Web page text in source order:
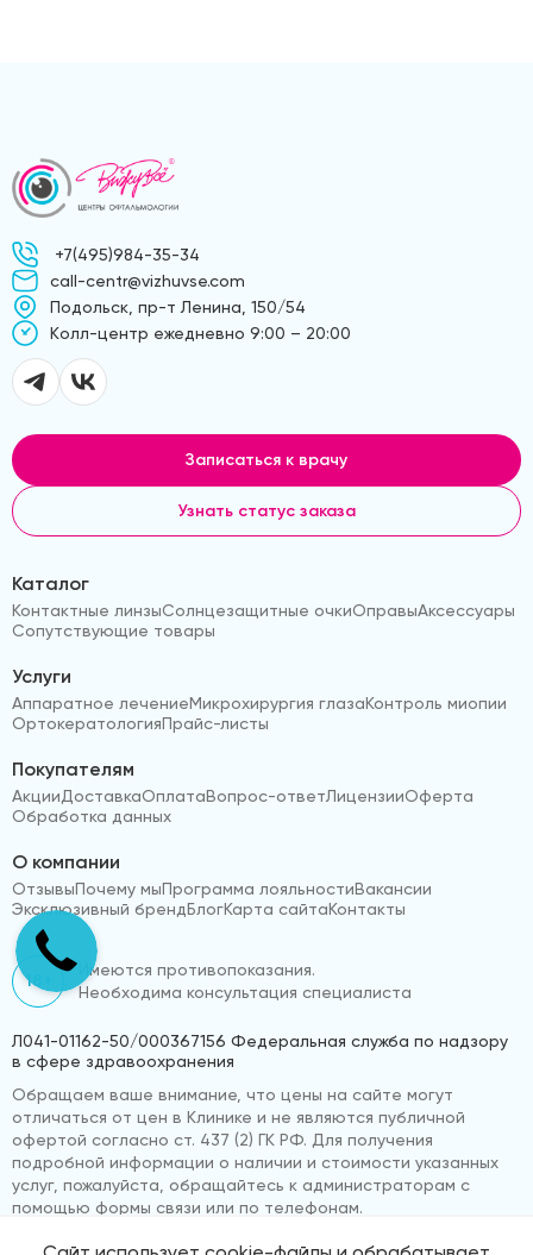
+7(495)984-35-34
call-centr@vizhuvse.com
Подольск, пр-т Ленина, 150/54
Kолл-центр ежедневно 9:00 – 20:00
Записаться к врачу
Узнать статус заказа
Каталог
Контактные линзыСолнцезащитные очкиОправыАксессуары
Сопутствующие товары
Услуги
Аппаратное лечениеМикрохирургия глазаКонтроль миопии
ОртокератологияПрайс-листы
Покупателям
АкцииДоставкаОплатаВопрос-ответЛицензииОферта
Обработка данных
О компании
ОтзывыПочему мыПрограмма лояльностиВакансии
Эксклюзивный брендБлогКарта сайтаКонтакты
18+
Имеются противопоказания.
Необходима консультация специалиста
Л041-01162-50/000367156 Федеральная служба по надзору
в сфере здравоохранения
Обращаем ваше внимание, что цены на сайте могут
отличаться от цен в Клинике и не являются публичной
офертой согласно ст. 437 (2) ГК РФ. Для получения
подробной информации о наличии и стоимости указанных
услуг, пожалуйста, обращайтесь к администраторам с
помощью формы связи или по телефонам.